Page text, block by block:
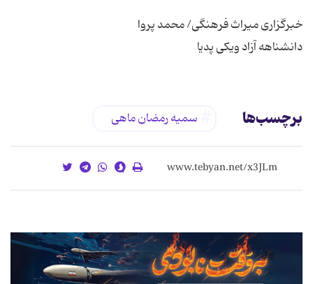
دانشناهه آزاد ویکی پدیا
برچسب‌ها سمیه رمضان ماهی